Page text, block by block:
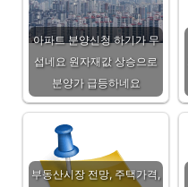
아파트 분양신청 하기가 무
섭네요 원자재값 상승으로
분양가 급등하네요
부동산시장 전망, 주택가격,